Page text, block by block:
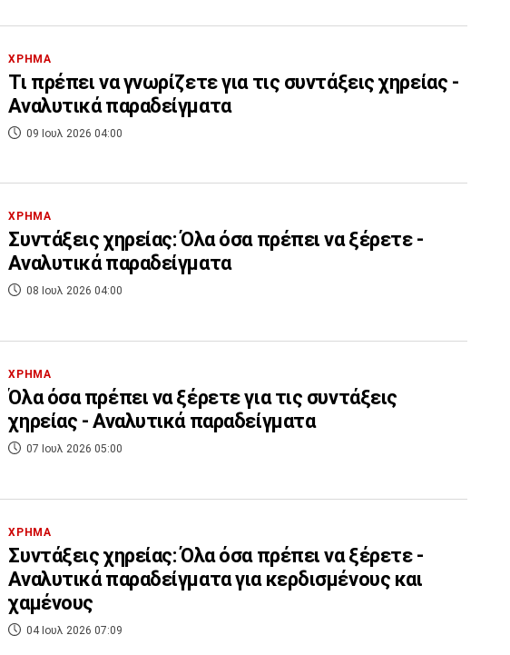
ΧΡΗΜΑ
Τι πρέπει να γνωρίζετε για τις συντάξεις χηρείας -
Αναλυτικά παραδείγματα
09 Ιουλ 2026 04:00
ΧΡΗΜΑ
Συντάξεις χηρείας: Όλα όσα πρέπει να ξέρετε -
Αναλυτικά παραδείγματα
08 Ιουλ 2026 04:00
ΧΡΗΜΑ
Όλα όσα πρέπει να ξέρετε για τις συντάξεις
χηρείας - Αναλυτικά παραδείγματα
07 Ιουλ 2026 05:00
ΧΡΗΜΑ
Συντάξεις χηρείας: Όλα όσα πρέπει να ξέρετε -
Αναλυτικά παραδείγματα για κερδισμένους και
χαμένους
04 Ιουλ 2026 07:09